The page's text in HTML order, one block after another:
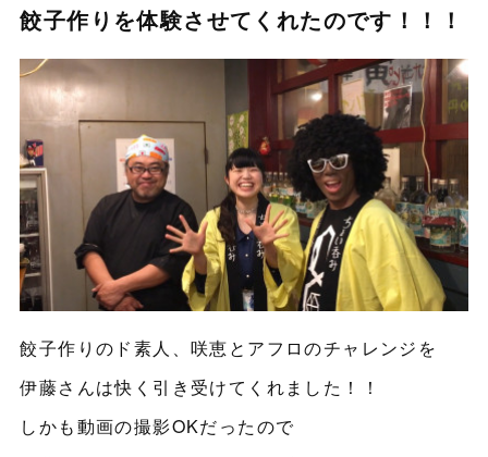
餃子作りを体験させてくれたのです！！！
餃子作りのド素人、咲恵とアフロのチャレンジを
伊藤さんは快く引き受けてくれました！！
しかも動画の撮影OKだったので